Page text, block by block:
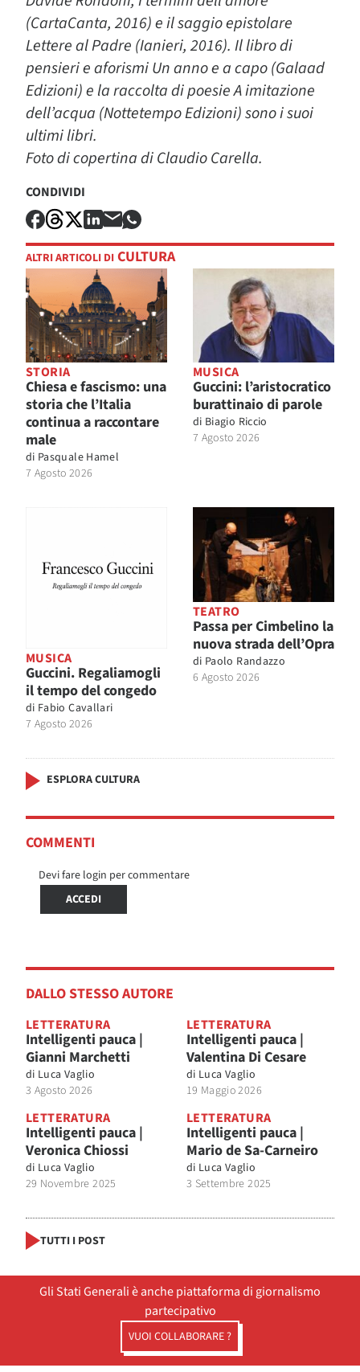
(CartaCanta, 2016) e il saggio epistolare
Lettere al Padre (Ianieri, 2016). Il libro di
pensieri e aforismi Un anno e a capo (Galaad
Edizioni) e la raccolta di poesie A imitazione
dell’acqua (Nottetempo Edizioni) sono i suoi
ultimi libri.
Foto di copertina di Claudio Carella.
CONDIVIDI
ALTRI ARTICOLI DI CULTURA
STORIA
Chiesa e fascismo: una
storia che l’Italia
continua a raccontare
male
di Pasquale Hamel
7 Agosto 2026
MUSICA
Guccini: l’aristocratico
burattinaio di parole
di Biagio Riccio
7 Agosto 2026
MUSICA
Guccini. Regaliamogli
il tempo del congedo
di Fabio Cavallari
7 Agosto 2026
TEATRO
Passa per Cimbelino la
nuova strada dell’Opra
di Paolo Randazzo
6 Agosto 2026
ESPLORA CULTURA
COMMENTI
Devi fare login per commentare
ACCEDI
DALLO STESSO AUTORE
LETTERATURA
Intelligenti pauca |
Gianni Marchetti
di Luca Vaglio
3 Agosto 2026
LETTERATURA
Intelligenti pauca |
Valentina Di Cesare
di Luca Vaglio
19 Maggio 2026
LETTERATURA
Intelligenti pauca |
Veronica Chiossi
di Luca Vaglio
29 Novembre 2025
LETTERATURA
Intelligenti pauca |
Mario de Sa-Carneiro
di Luca Vaglio
3 Settembre 2025
TUTTI I POST
Gli Stati Generali è anche piattaforma di giornalismo
partecipativo
VUOI COLLABORARE ?